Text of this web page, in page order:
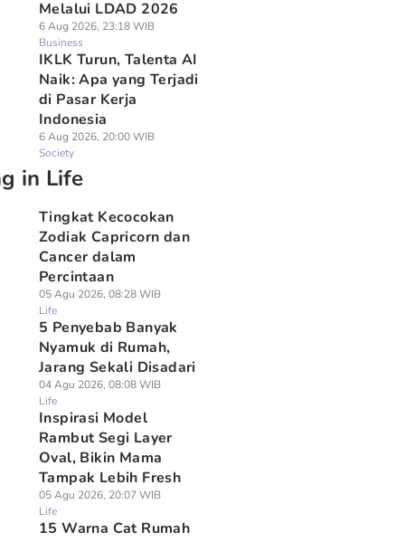
Melalui LDAD 2026
6 Aug 2026, 23:18 WIB
Business
IKLK Turun, Talenta AI
Naik: Apa yang Terjadi
di Pasar Kerja
Indonesia
6 Aug 2026, 20:00 WIB
Society
in Life
Tingkat Kecocokan
Zodiak Capricorn dan
Cancer dalam
Percintaan
05 Agu 2026, 08:28 WIB
Life
5 Penyebab Banyak
Nyamuk di Rumah,
Jarang Sekali Disadari
04 Agu 2026, 08:08 WIB
Life
Inspirasi Model
Rambut Segi Layer
Oval, Bikin Mama
Tampak Lebih Fresh
05 Agu 2026, 20:07 WIB
Life
15 Warna Cat Rumah